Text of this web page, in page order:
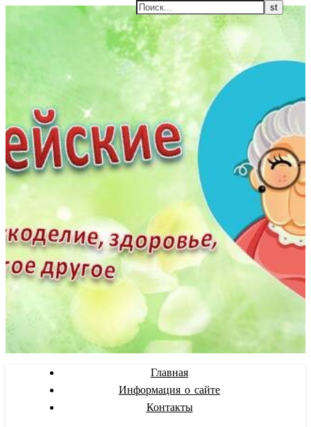
Главная
Информация о сайте
Контакты